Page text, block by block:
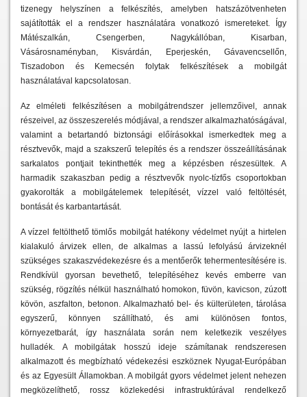
tizenegy helyszínen a felkészítés, amelyben hatszázötvenheten
sajátították el a rendszer használatára vonatkozó ismereteket. Így
Mátészalkán, Csengerben, Nagykállóban, Kisarban,
Vásárosnaményban, Kisvárdán, Eperjeskén, Gávavencsellőn,
Tiszadobon és Kemecsén folytak felkészítések a mobilgát
használatával kapcsolatosan.
Az elméleti felkészítésen a mobilgátrendszer jellemzőivel, annak
részeivel, az összeszerelés módjával, a rendszer alkalmazhatóságával,
valamint a betartandó biztonsági előírásokkal ismerkedtek meg a
résztvevők, majd a szakszerű telepítés és a rendszer összeállításának
sarkalatos pontjait tekinthették meg a képzésben részesültek. A
harmadik szakaszban pedig a résztvevők nyolc-tízfős csoportokban
gyakorolták a mobilgátelemek telepítését, vízzel való feltöltését,
bontását és karbantartását.
A vízzel feltölthető tömlős mobilgát hatékony védelmet nyújt a hirtelen
kialakuló árvizek ellen, de alkalmas a lassú lefolyású árvizeknél
szükséges szakaszvédekezésre és a mentőerők tehermentesítésére is.
Rendkívül gyorsan bevethető, telepítéséhez kevés emberre van
szükség, rögzítés nélkül használható homokon, füvön, kavicson, zúzott
kövön, aszfalton, betonon. Alkalmazható bel- és külterületen, tárolása
egyszerű, könnyen szállítható, és ami különösen fontos,
környezetbarát, így használata során nem keletkezik veszélyes
hulladék. A mobilgátak hosszú ideje számítanak rendszeresen
alkalmazott és megbízható védekezési eszköznek Nyugat-Európában
és az Egyesült Államokban. A mobilgát gyors védelmet jelent nehezen
megközelíthető, rossz közlekedési infrastruktúrával rendelkező